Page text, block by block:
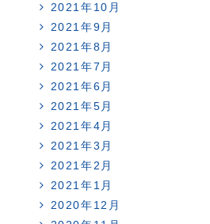
2021年10月
2021年9月
2021年8月
2021年7月
2021年6月
2021年5月
2021年4月
2021年3月
2021年2月
2021年1月
2020年12月